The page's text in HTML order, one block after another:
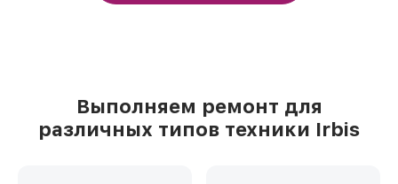
Выполняем ремонт для
различных типов техники Irbis